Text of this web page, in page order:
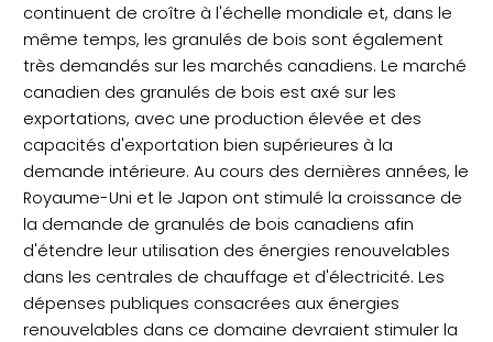
continuent de croître à l'échelle mondiale et, dans le
même temps, les granulés de bois sont également
très demandés sur les marchés canadiens. Le marché
canadien des granulés de bois est axé sur les
exportations, avec une production élevée et des
capacités d'exportation bien supérieures à la
demande intérieure. Au cours des dernières années, le
Royaume-Uni et le Japon ont stimulé la croissance de
la demande de granulés de bois canadiens afin
d'étendre leur utilisation des énergies renouvelables
dans les centrales de chauffage et d'électricité. Les
dépenses publiques consacrées aux énergies
renouvelables dans ce domaine devraient stimuler la